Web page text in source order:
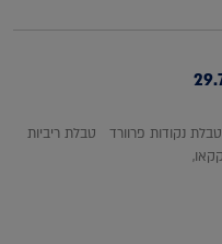
נקודות פרוורד טבלת ריביות